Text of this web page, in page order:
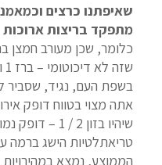
שאיפתנו כרצים
מתפקד בריצות
כלומר, שכן מעורב חמצן
בשפת העם, נגיד, שסביר
אתה מצוי בטווח דופק
שיהיו בזון 2 /
טריאתלטיות הישג ברמה